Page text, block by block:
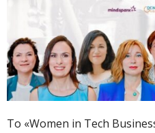
To «Women in Tech